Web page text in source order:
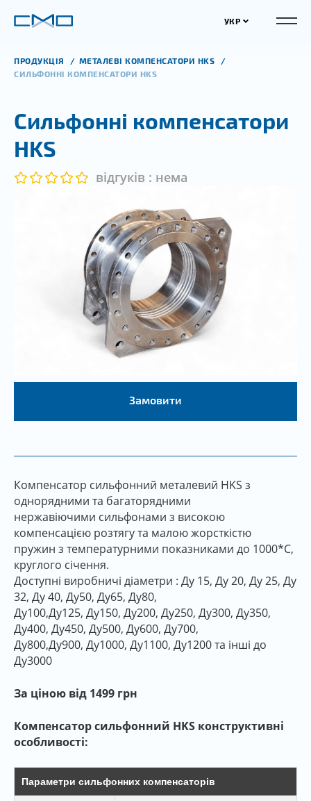
УКР
ПРОДУКЦІЯ
МЕТАЛЕВІ КОМПЕНСАТОРИ HKS
СИЛЬФОННІ КОМПЕНСАТОРИ HKS
Сильфонні компенсатори
HKS
відгуків : нема
Замовити
Компенсатор сильфонний металевий HKS з
однорядними та багаторядними
нержавіючими сильфонами з високою
компенсацією розтягу та малою жорсткістю
пружин з температурними показниками до 1000*С,
круглого січення.
Доступні виробничі діаметри : Ду 15, Ду 20, Ду 25, Ду
32, Ду 40, Ду50, Ду65, Ду80,
Ду100,Ду125, Ду150, Ду200, Ду250, Ду300, Ду350,
Ду400, Ду450, Ду500, Ду600, Ду700,
Ду800,Ду900, Ду1000, Ду1100, Ду1200 та інші до
Ду3000
За ціною від 1499 грн
Компенсатор сильфонний HKS конструктивні
особливості:
Параметри сильфонних компенсаторів